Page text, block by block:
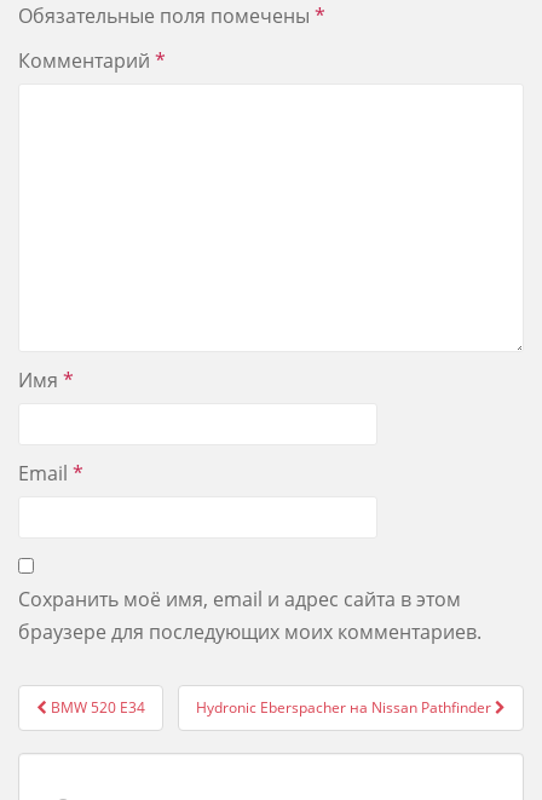
Обязательные поля помечены *
Комментарий *
Имя *
Email *
Сохранить моё имя, email и адрес сайта в этом
браузере для последующих моих комментариев.
Post
navigation
BMW 520 E34 Hydronic Eberspacher на Nissan Pathfinder